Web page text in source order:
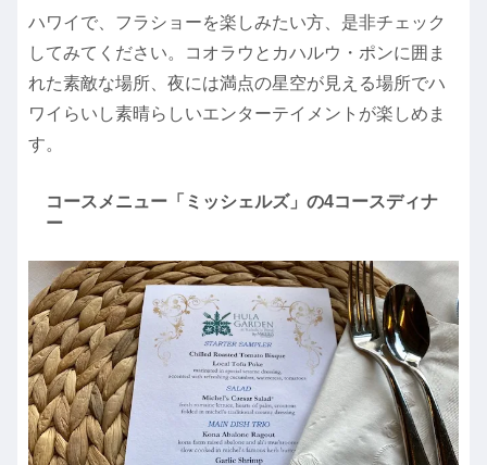
ハワイで、フラショーを楽しみたい方、是非チェック
してみてください。コオラウとカハルウ・ポンに囲ま
れた素敵な場所、夜には満点の星空が見える場所でハ
ワイらいし素晴らしいエンターテイメントが楽しめま
す。
コースメニュー「ミッシェルズ」の4コースディナ
ー